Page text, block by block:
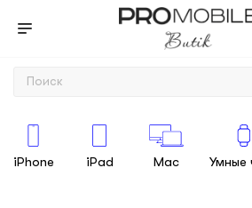
iPhone iPad Mac Умные